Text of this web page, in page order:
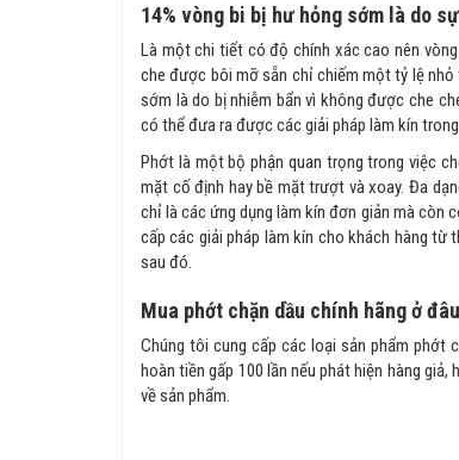
14% vòng bi bị hư hỏng sớm là do
Là một chi tiết có độ chính xác cao nên
che được bôi mỡ sẵn chỉ chiếm một tỷ lệ
sớm là do bị nhiễm bẩn vì không được che
có thể đưa ra được các giải pháp làm kín
Phớt là một bộ phận quan trọng trong việc
mặt cố định hay bề mặt trượt và xoay. Đa
chỉ là các ứng dụng làm kín đơn giản mà còn
cấp các giải pháp làm kín cho khách hàng
sau đó.
Mua phớt chặn dầu chính hãng ở
Chúng tôi cung cấp các loại sản phẩm phớt
hoàn tiền gấp 100 lần nếu phát hiện hàng
về sản phẩm.